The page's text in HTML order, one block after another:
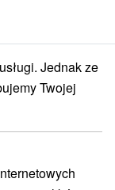
Nitra
Jednak ze
Twojej